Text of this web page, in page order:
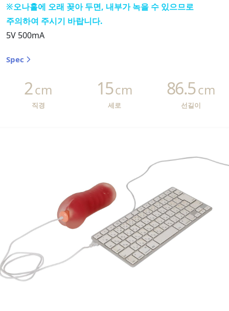
※오나홀에 오래 꽂아 두면, 내부가 녹을 수 있으므로
주의하여 주시기 바랍니다.
5V 500mA
Spec
직경
2cm
세로
15cm
선길이
86.5cm